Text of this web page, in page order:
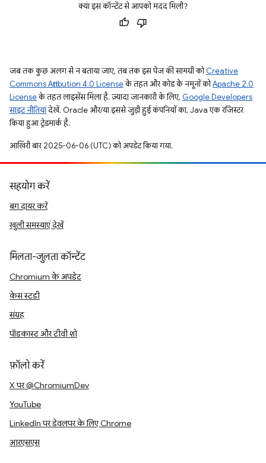
क्या इस कॉन्टेंट से आपको मदद मिली?
जब तक कुछ अलग से न बताया जाए, तब तक इस पेज की सामग्री कोCreative
Commons Attribution 4.0 Licenseके तहत और कोड के नमूनों कोApache 2.0
Licenseके तहत लाइसेंस मिला है. ज़्यादा जानकारी के लिए, Google Developers
साइट नीतियांदेखें. Oracle और/या इससे जुड़ी हुई कंपनियों का, Java एक रजिस्टर
किया हुआ ट्रेडमार्क है.
आखिरी बार 2025-06-06 (UTC) को अपडेट किया गया.
सहयोग करें
बग दायर करें
खुली समस्याएं देखें
मिलता-जुलता कॉन्टेंट
Chromium के अपडेट
केस स्टडी
संग्रह
पॉडकास्ट और टीवी शो
फ़ॉलो करें
X पर @ChromiumDev
YouTube
LinkedIn पर डेवलपर के लिए Chrome
आरएसएस